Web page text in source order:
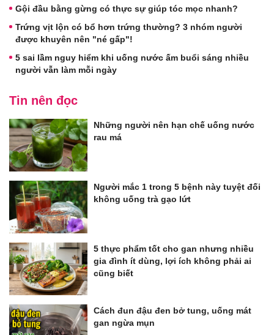
Gội đầu bằng gừng có thực sự giúp tóc mọc nhanh?
Trứng vịt lộn có bổ hơn trứng thường? 3 nhóm người
được khuyên nên "né gấp"!
5 sai lầm nguy hiểm khi uống nước ấm buổi sáng nhiều
người vẫn làm mỗi ngày
Tin nên đọc
Những người nên hạn chế uống nước
rau má
Người mắc 1 trong 5 bệnh này tuyệt đối
không uống trà gạo lứt
5 thực phẩm tốt cho gan nhưng nhiều
gia đình ít dùng, lợi ích không phải ai
cũng biết
Cách đun đậu đen bở tung, uống mát
gan ngừa mụn